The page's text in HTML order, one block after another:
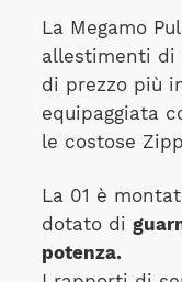
La Megamo
allestimenti di
di prezzo più
equipaggiata
le costose
La 01 è
dotato di
potenza.